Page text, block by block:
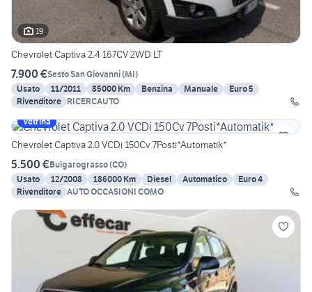
19
Chevrolet Captiva 2.4 167CV 2WD LT
7.900 €Sesto San Giovanni(MI)
Usato
11/2011 85000 Km Benzina Manuale
Euro 5
Rivenditore RICERCAUTO
Vetrina
Chevrolet Captiva 2.0 VCDi 150Cv 7Posti*Automatik*
5.500 €Bulgarograsso(CO)
Usato
12/2008 186000 Km Diesel Automatico
Euro 4
Rivenditore AUTO OCCASIONI COMO